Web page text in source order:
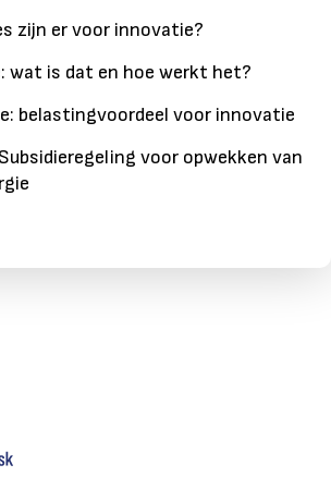
zijn er voor innovatie?
wat is dat en hoe werkt het?
belastingvoordeel voor innovatie
voor opwekken van